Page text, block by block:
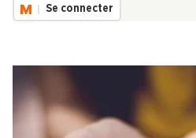
Se connecter